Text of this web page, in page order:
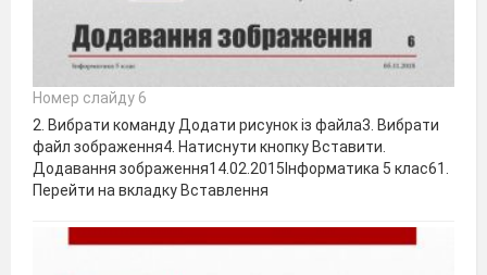
Номер слайду 6
2. Вибрати команду Додати рисунок із файла3. Вибрати
файл зображення4. Натиснути кнопку Вставити.
Додавання зображення14.02.2015Інформатика 5 клас61.
Перейти на вкладку Вставлення